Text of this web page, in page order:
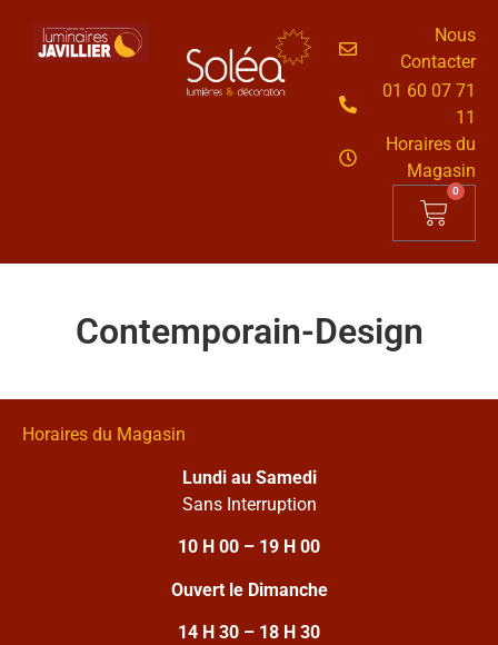
Nous
Contacter
01 60 07 71
11
Horaires du
Magasin
0
Contemporain-Design
Horaires du Magasin
Lundi au Samedi
Sans Interruption
10 H 00 – 19 H 00
Ouvert le Dimanche
14 H 30 – 18 H 30